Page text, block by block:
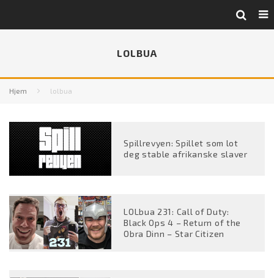
LOLBUA
Hjem lolbua
Spillrevyen: Spillet som lot
deg stable afrikanske slaver
LOLbua 231: Call of Duty:
Black Ops 4 – Return of the
Obra Dinn – Star Citizen